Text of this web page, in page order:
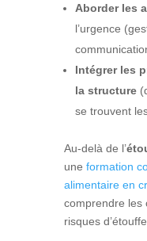
Aborder les
l’urgence
Intégrer les
la structure
se trouvent
Au-delà de l’
une formation
alimentaire en
comprendre les
risques